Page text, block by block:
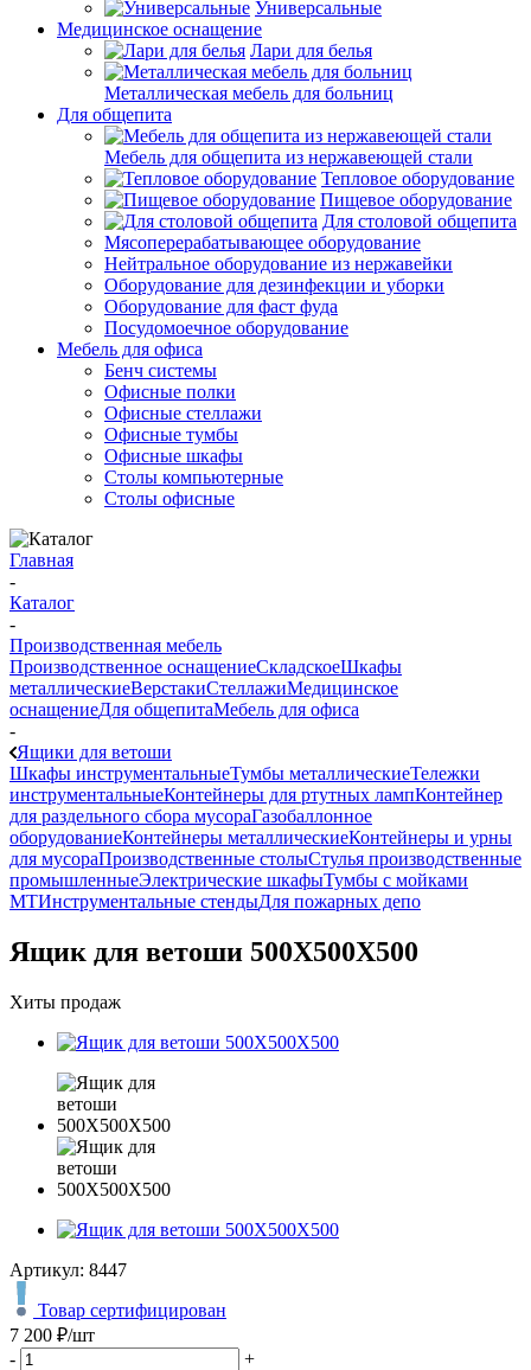
Универсальные
Медицинское оснащение
Лари для белья
Металлическая мебель для больниц
Для общепита
Мебель для общепита из нержавеющей стали
Тепловое оборудование
Пищевое оборудование
Для столовой общепита
Мясоперерабатывающее оборудование
Нейтральное оборудование из нержавейки
Оборудование для дезинфекции и уборки
Оборудование для фаст фуда
Посудомоечное оборудование
Мебель для офиса
Бенч системы
Офисные полки
Офисные стеллажи
Офисные тумбы
Офисные шкафы
Столы компьютерные
Столы офисные
Главная
-
Каталог
-
Производственная мебель
Производственное оснащениеСкладскоеШкафы
металлическиеВерстакиСтеллажиМедицинское
оснащениеДля общепитаМебель для офиса
-
Ящики для ветоши
Шкафы инструментальныеТумбы металлическиеТележки
инструментальныеКонтейнеры для ртутных лампКонтейнер
для раздельного сбора мусораГазобаллонное
оборудованиеКонтейнеры металлическиеКонтейнеры и урны
для мусораПроизводственные столыСтулья производственные
промышленныеЭлектрические шкафыТумбы с мойками
МТИнструментальные стендыДля пожарных депо
Ящик для ветоши 500Х500Х500
Хиты продаж
Артикул: 8447
Товар сертифицирован
7 200 ₽/шт
-
+